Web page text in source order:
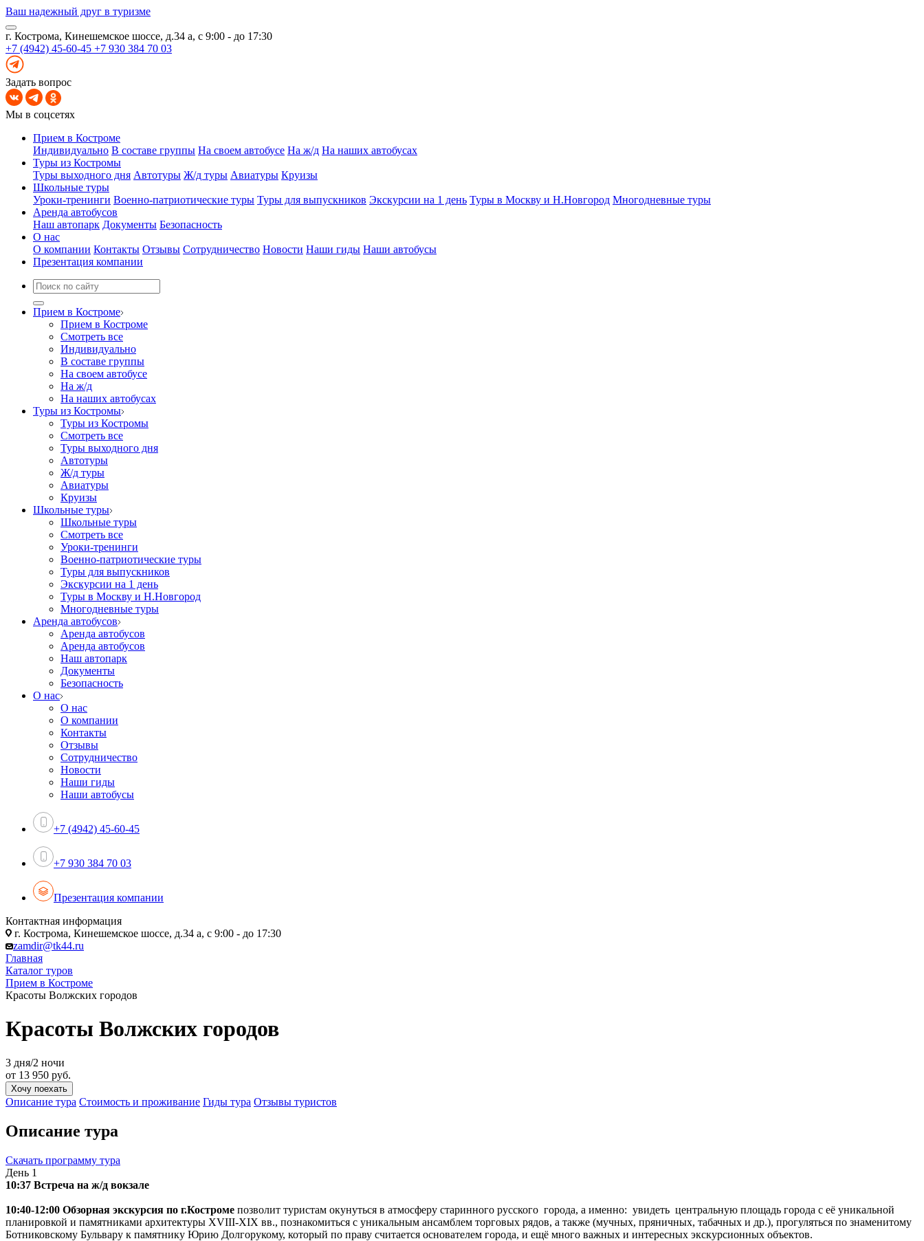
Ваш надежный друг в туризме
г. Кострома, Кинешемское шоссе, д.34 а, с 9:00 - до 17:30
+7 (4942) 45-60-45 +7 930 384 70 03
Задать вопрос
Мы в соцсетях
Прием в Костроме
Индивидуально В составе группы На своем автобусе На ж/д На наших автобусах
Туры из Костромы
Туры выходного дня Автотуры Ж/д туры Авиатуры Круизы
Школьные туры
Уроки-тренинги Военно-патриотические туры Туры для выпускников Экскурсии на 1 день Туры в Москву и Н.Новгород Многодневные туры
Аренда автобусов
Наш автопарк Документы Безопасность
О нас
О компании Контакты Отзывы Сотрудничество Новости Наши гиды Наши автобусы
Презентация компании
Прием в Костроме
Прием в Костроме
Смотреть все
Индивидуально
В составе группы
На своем автобусе
На ж/д
На наших автобусах
Туры из Костромы
Туры из Костромы
Смотреть все
Туры выходного дня
Автотуры
Ж/д туры
Авиатуры
Круизы
Школьные туры
Школьные туры
Смотреть все
Уроки-тренинги
Военно-патриотические туры
Туры для выпускников
Экскурсии на 1 день
Туры в Москву и Н.Новгород
Многодневные туры
Аренда автобусов
Аренда автобусов
Аренда автобусов
Наш автопарк
Документы
Безопасность
О нас
О нас
О компании
Контакты
Отзывы
Сотрудничество
Новости
Наши гиды
Наши автобусы
+7 (4942) 45-60-45
+7 930 384 70 03
Презентация компании
Контактная информация
г. Кострома, Кинешемское шоссе, д.34 а, с 9:00 - до 17:30
zamdir@tk44.ru
Главная
Каталог туров
Прием в Костроме
Красоты Волжских городов
Красоты Волжских городов
3 дня/2 ночи
от 13 950 руб.
Хочу поехать
Описание тура Стоимость и проживание Гиды тура Отзывы туристов
Описание тура
Скачать программу тура
День 1
10:37 Встреча на ж/д вокзале
10:40-12:00 Обзорная экскурсия по г.Костроме позволит туристам окунуться в атмосферу старинного русского города, а именно: увидеть центральную площадь города с её уникальной
планировкой и памятниками архитектуры XVIII-XIX вв., познакомиться с уникальным ансамблем торговых рядов, а также (мучных, пряничных, табачных и др.), прогуляться по знаменитому
Ботниковскому Бульвару к памятнику Юрию Долгорукому, который по праву считается основателем города, и ещё много важных и интересных экскурсионных объектов.